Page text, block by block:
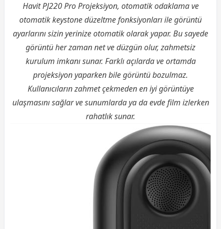
Havit PJ220 Pro Projeksiyon, otomatik odaklama ve
otomatik keystone düzeltme fonksiyonları ile görüntü
ayarlarını sizin yerinize otomatik olarak yapar. Bu sayede
görüntü her zaman net ve düzgün olur, zahmetsiz
kurulum imkanı sunar. Farklı açılarda ve ortamda
projeksiyon yaparken bile görüntü bozulmaz.
Kullanıcıların zahmet çekmeden en iyi görüntüye
ulaşmasını sağlar ve sunumlarda ya da evde film izlerken
rahatlık sunar.